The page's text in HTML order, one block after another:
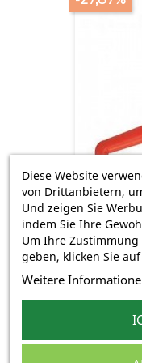
-63,64%
Diese Website
von Drittanbietern,
Und zeigen Sie
indem Sie Ihre
Um Ihre
geben, klicken Sie
Weitere